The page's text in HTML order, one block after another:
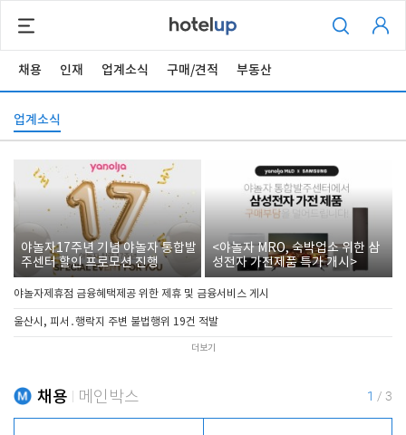
채용 인재 업계소식 구매/견적 부동산
업계소식
야놀자17주년 기념 야놀자 통합발
주센터 할인 프로모션 진행
<야놀자 MRO, 숙박업소 위한 삼
성전자 가전제품 특가 개시>
야놀자제휴점 금융혜택제공 위한 제휴 및 금융서비스 게시
울산시, 피서․행락지 주변 불법행위 19건 적발
더보기
채용 메인박스 1 / 3